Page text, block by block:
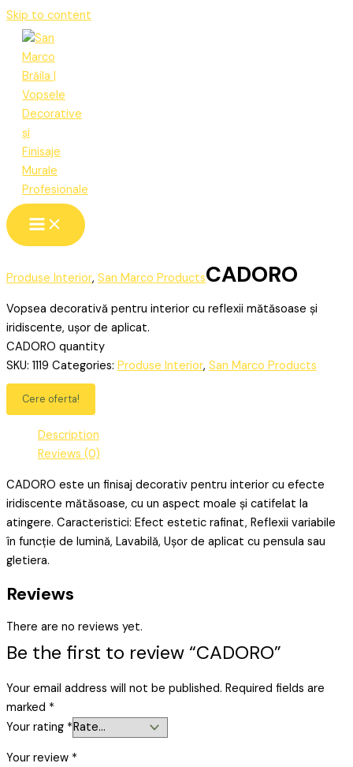
Skip to content
Produse Interior, San Marco ProductsCADORO
Vopsea decorativă pentru interior cu reflexii mătăsoase și
iridiscente, ușor de aplicat.
CADORO quantity
SKU: 1119 Categories: Produse Interior, San Marco Products
Cere oferta!
Description
Reviews (0)
CADORO este un finisaj decorativ pentru interior cu efecte
iridiscente mătăsoase, cu un aspect moale și catifelat la
atingere. Caracteristici: Efect estetic rafinat, Reflexii variabile
în funcție de lumină, Lavabilă, Ușor de aplicat cu pensula sau
gletiera.
Reviews
There are no reviews yet.
Be the first to review “CADORO”
Your email address will not be published. Required fields are
marked *
Your rating *
Your review *